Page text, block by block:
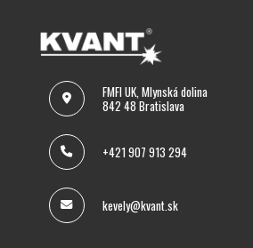
FMFI UK, Mlynská dolina
842 48 Bratislava
+421 907 913 294
kevely@kvant.sk